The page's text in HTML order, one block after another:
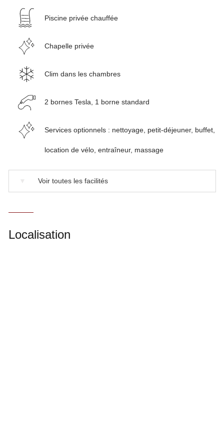
Piscine privée chauffée
Chapelle privée
Clim dans les chambres
2 bornes Tesla, 1 borne standard
Services optionnels : nettoyage, petit-déjeuner, buffet,
location de vélo, entraîneur, massage
Voir toutes les facilités
Localisation